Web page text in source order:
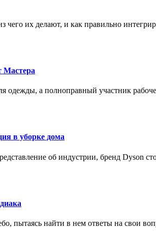
их делают, и как правильно
Мастера
одежды, а полноправный участник
в уборке дома
об индустрии, бренд Dyson
пытаясь найти в нем ответы на свои